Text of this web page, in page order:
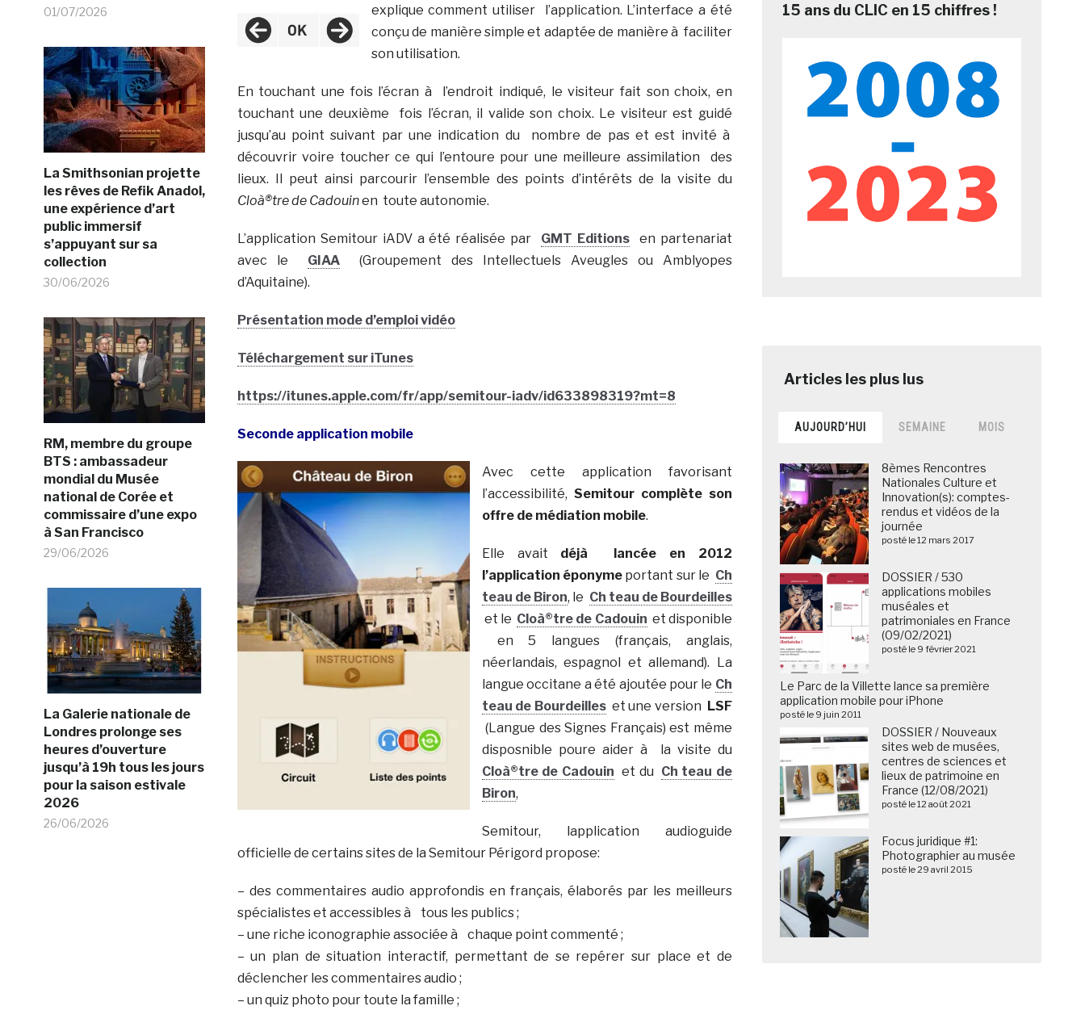
01/07/2026
La Smithsonian projette
les rêves de Refik Anadol,
une expérience d’art
public immersif
s’appuyant sur sa
collection
30/06/2026
RM, membre du groupe
BTS : ambassadeur
mondial du Musée
national de Corée et
commissaire d’une expo
à San Francisco
29/06/2026
La Galerie nationale de
Londres prolonge ses
heures d’ouverture
jusqu’à 19h tous les jours
pour la saison estivale
2026
26/06/2026
explique comment utiliser l’application. L’interface a été
conçu de manière simple et adaptée de manière à faciliter
son utilisation.
En touchant une fois l’écran à l’endroit indiqué, le visiteur fait son choix, en
touchant une deuxième fois l’écran, il valide son choix. Le visiteur est guidé
jusqu’au point suivant par une indication du nombre de pas et est invité à
découvrir voire toucher ce qui l’entoure pour une meilleure assimilation des
lieux. Il peut ainsi parcourir l’ensemble des points d’intérêts de la visite du
Cloà®tre de Cadouinen toute autonomie.
L’application Semitour iADV a été réalisée par GMT Editions en partenariat
avec le GIAA(Groupement des Intellectuels Aveugles ou Amblyopes
d’Aquitaine).
Présentation mode d’emploi vidéo
Téléchargement sur iTunes
https://itunes.apple.com/fr/app/semitour-iadv/id633898319?mt=8
Seconde application mobile
Avec cette application favorisant
l’accessibilité, Semitour complète son
offre de médiation mobile.
Elle avait déjà lancée en 2012
l’application éponyme portant sur le Ch
teau de Biron, le Ch teau de Bourdeilles
et le Cloà®tre de Cadouin et disponible
en 5 langues (français, anglais,
néerlandais, espagnol et allemand). La
langue occitane a été ajoutée pour le Ch
teau de Bourdeilleset une version LSF
(Langue des Signes Français) est même
disposnible poure aider à la visite du
Cloà®tre de Cadouin et du Ch teau de
Biron,
Semitour, lapplication audioguide
officielle de certains sites de la Semitour Périgord propose:
– des commentaires audio approfondis en français, élaborés par les meilleurs
spécialistes et accessibles à tous les publics ;
– une riche iconographie associée à chaque point commenté ;
– un plan de situation interactif, permettant de se repérer sur place et de
déclencher les commentaires audio ;
– un quiz photo pour toute la famille ;
15 ans du CLIC en 15 chiffres !
AUJOURD’HUI SEMAINE MOIS
8èmes Rencontres
Nationales Culture et
Innovation(s): comptes-
rendus et vidéos de la
journée
posté le 12 mars 2017
DOSSIER / 530
applications mobiles
muséales et
patrimoniales en France
(09/02/2021)
posté le 9 février 2021
Le Parc de la Villette lance sa première
application mobile pour iPhone
posté le 9 juin 2011
DOSSIER / Nouveaux
sites web de musées,
centres de sciences et
lieux de patrimoine en
France (12/08/2021)
posté le 12 août 2021
Focus juridique #1:
Photographier au musée
posté le 29 avril 2015